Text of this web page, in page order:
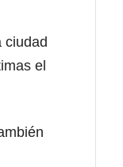
ciudad
el